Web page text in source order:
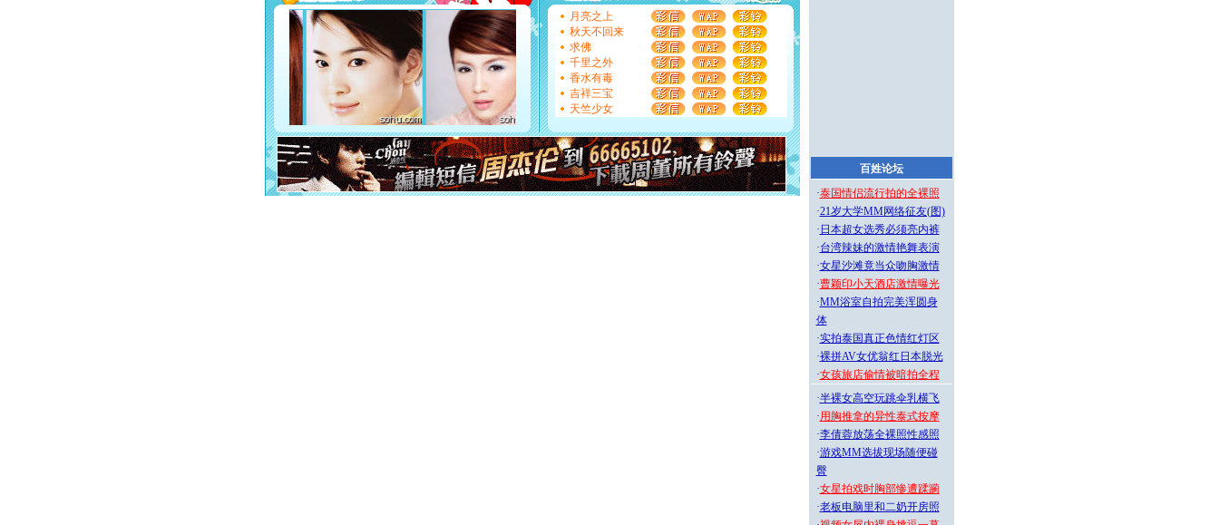
天都要快乐噢!
[圣诞节]
奉上一颗祝福的心,在这个特别的日子里,愿幸福,
如意,快乐,鲜花,一切美好的祝愿与你同在.圣诞快乐!
[元旦]
看到你我会触电；看不到你我要充电；没有你我会
断电。爱你是我职业，想你是我事业，抱你是我特长，吻
你是我专业！水晶之恋祝你新年快乐
[元旦]
如果上天让我许三个愿望，一是今生今世和你在一
起；二是再生再世和你在一起；三是三生三世和你不再分
离。水晶之恋祝你新年快乐
[元旦]当我狠下心扭头离去那一刻，你在我身后无助地哭
泣，这痛楚让我明白我多么爱你。我转身抱住你：这猪不
卖了。水晶之恋祝你新年快乐。
[春节]风柔雨润好月圆，半岛铁盒伴身边，每日尽显开心
月亮之上
秋天不回来
求佛
千里之外
香水有毒
吉祥三宝
天竺少女
百姓论坛
·泰国情侣流行拍的全裸照
·21岁大学MM网络征友(图)
· 日本超女选秀必须亮内裤
·台湾辣妹的激情艳舞表演
·女星沙滩竟当众吻胸激情
·曹颖印小天酒店激情曝光
·MM浴室自拍完美浑圆身
体
·实拍泰国真正色情红灯区
·裸拼AV女优翁红日本脱光
·女孩旅店偷情被暗拍全程
·半裸女高空玩跳伞乳横飞
·用胸推拿的异性泰式按摩
·李倩蓉放荡全裸照性感照
·游戏MM选拔现场随便碰
臀
·女星拍戏时胸部惨遭蹂躏
·老板电脑里和二奶开房照